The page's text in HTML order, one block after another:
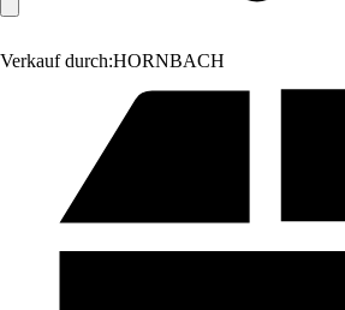
Verkauf durch:HORNBACH